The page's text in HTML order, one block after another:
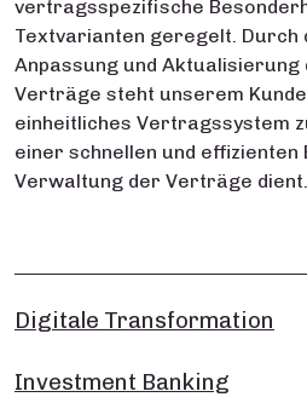
vertragsspezifische
Textvarianten geregelt. Durch
Anpassung und Aktualisierung
Verträge steht unserem
einheitliches Vertragssystem
einer schnellen und effizienten
Verwaltung der Verträge dient.
Digitale Transformation
Investment Banking